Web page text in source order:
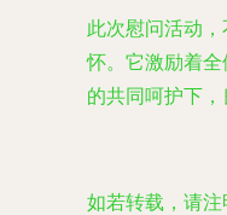
此次慰问活动
怀。它激励着
的共同呵护下，
如若转载，请